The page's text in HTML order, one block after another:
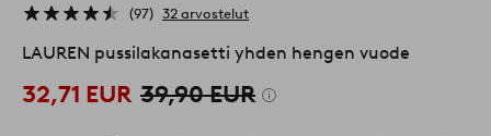
97 32 arvostelut
LAUREN pussilakanasetti yhden hengen vuode
32,71 EUR 39,90 EUR